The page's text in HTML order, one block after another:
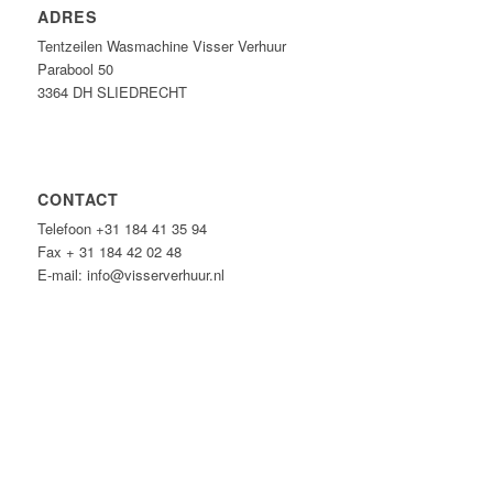
ADRES
Tentzeilen Wasmachine Visser Verhuur
Parabool 50
3364 DH SLIEDRECHT
CONTACT
Telefoon +31 184 41 35 94
Fax + 31 184 42 02 48
E-mail: info@visserverhuur.nl